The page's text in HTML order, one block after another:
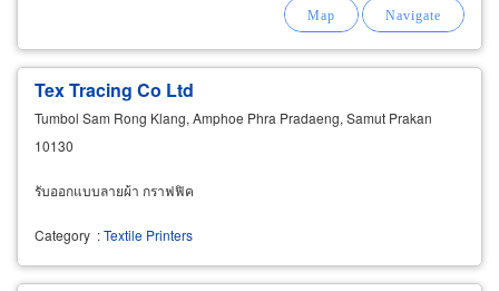
Tex Tracing Co Ltd
Tumbol Sam Rong Klang, Amphoe Phra Pradaeng, Samut Prakan
10130
รับออกแบบลายผ้า กราฟฟิค
Category :Textile Printers